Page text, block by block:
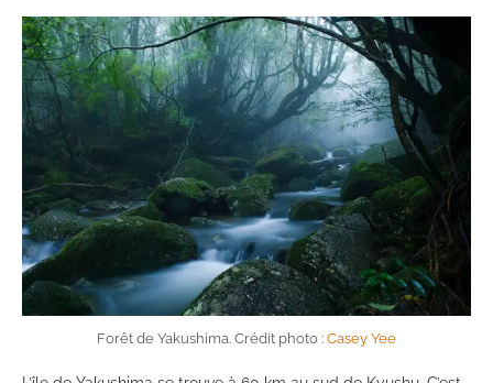
Forêt de Yakushima. Crédit photo : Casey Yee